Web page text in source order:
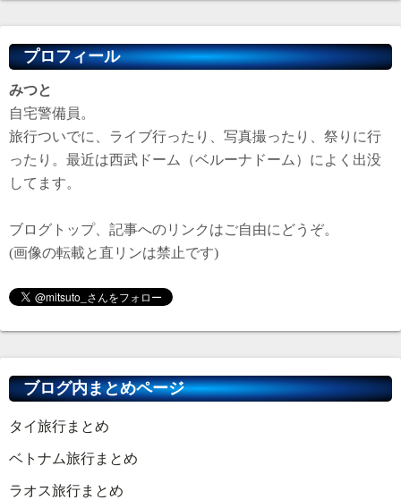
プロフィール
みつと
自宅警備員。
旅行ついでに、ライブ行ったり、写真撮ったり、祭りに行
ったり。最近は西武ドーム（ベルーナドーム）によく出没
してます。
ブログトップ、記事へのリンクはご自由にどうぞ。
(画像の転載と直リンは禁止です)
ブログ内まとめページ
タイ旅行まとめ
ベトナム旅行まとめ
ラオス旅行まとめ